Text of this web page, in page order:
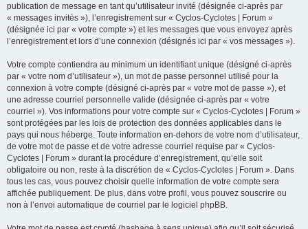
publication de message en tant qu’utilisateur invité (désignée ci-après par
« messages invités »), l’enregistrement sur « Cyclos-Cyclotes | Forum »
(désignée ici par « votre compte ») et les messages que vous envoyez après
l’enregistrement et lors d’une connexion (désignés ici par « vos messages »).
Votre compte contiendra au minimum un identifiant unique (désigné ci-après
par « votre nom d’utilisateur »), un mot de passe personnel utilisé pour la
connexion à votre compte (désigné ci-après par « votre mot de passe »), et
une adresse courriel personnelle valide (désignée ci-après par « votre
courriel »). Vos informations pour votre compte sur « Cyclos-Cyclotes | Forum »
sont protégées par les lois de protection des données applicables dans le
pays qui nous héberge. Toute information en-dehors de votre nom d’utilisateur,
de votre mot de passe et de votre adresse courriel requise par « Cyclos-
Cyclotes | Forum » durant la procédure d’enregistrement, qu’elle soit
obligatoire ou non, reste à la discrétion de « Cyclos-Cyclotes | Forum ». Dans
tous les cas, vous pouvez choisir quelle information de votre compte sera
affichée publiquement. De plus, dans votre profil, vous pouvez souscrire ou
non à l’envoi automatique de courriel par le logiciel phpBB.